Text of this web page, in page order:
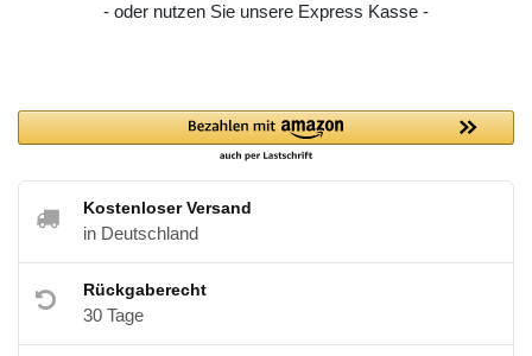
- oder nutzen Sie unsere Express Kasse -
Kostenloser Versand
in Deutschland
Rückgaberecht
30 Tage